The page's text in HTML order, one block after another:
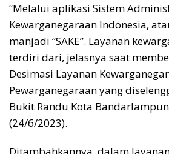
“Melalui aplikasi Sistem
Kewarganegaraan Indonesia,
manjadi “SAKE”. Layanan
terdiri dari, jelasnya saat
Desimasi Layanan
Pewarganegaraan yang
Bukit Randu Kota
(24/6/2023).
Ditambahkannya, dalam